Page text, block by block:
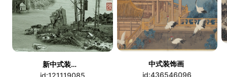
新中式装饰画
id:121119085
中式装饰画
id:436546096